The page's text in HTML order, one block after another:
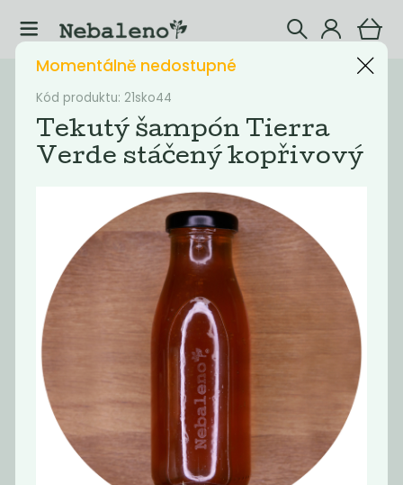
Filtrovat produkty 4
Nejlevnější Nejdražší
Tekutý šampón
Tierra Verde...
Tekuté mýdlo
na ruce Tierra...
Kód produktu: 21sko44
Tekutý šampón Tierra
Verde stáčený kopřivový
Momentálně nedostupné